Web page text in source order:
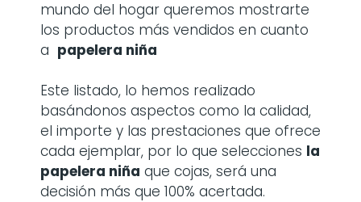
mundo del hogar queremos mostrarte
los productos más vendidos en cuanto
a papelera niña
Este listado, lo hemos realizado
basándonos aspectos como la calidad,
el importe y las prestaciones que ofrece
cada ejemplar, por lo que selecciones la
papelera niña que cojas, será una
decisión más que 100% acertada.